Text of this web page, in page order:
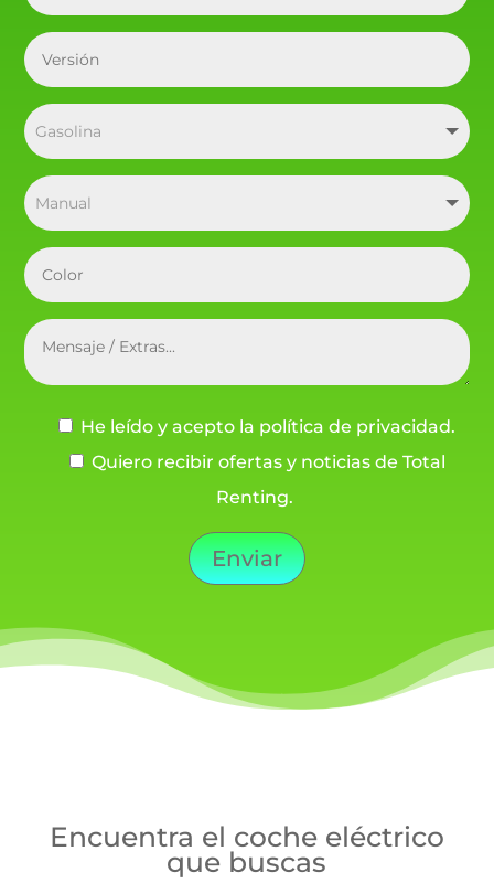
He leído y acepto la política de privacidad.
Quiero recibir ofertas y noticias de Total
Renting.
Enviar
Encuentra el coche eléctrico
que buscas